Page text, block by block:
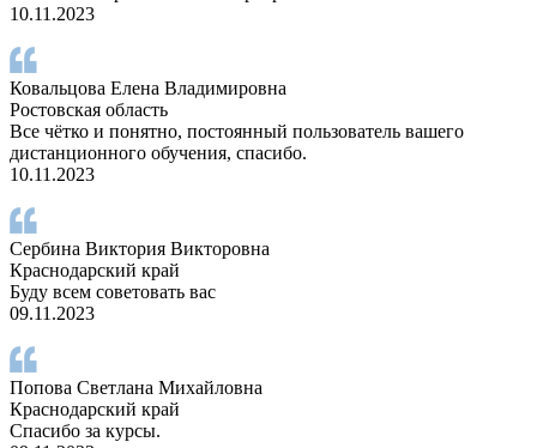
10.11.2023
Ковальцова Елена Владимировна
Ростовская область
Все чётко и понятно, постоянный пользователь вашего
дистанционного обучения, спасибо.
10.11.2023
Сербина Виктория Викторовна
Краснодарский край
Буду всем советовать вас
09.11.2023
Попова Светлана Михайловна
Краснодарский край
Спасибо за курсы.